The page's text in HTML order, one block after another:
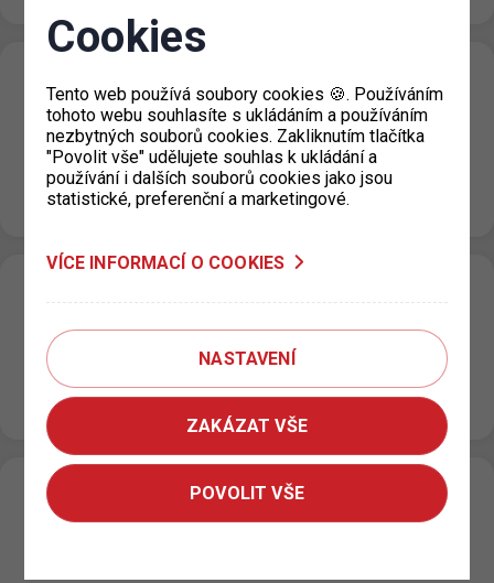
Dočasné uzavření výdejny Praha 3 - KC
Vozovna
21. 7. 2023
V termínu od 24. 7. – 6. 8. 2023 bude výdejna Městské
části Prahy 3 – KC Vozovna zcela uzavřena.…
Parkování na Hlavním nádraží
12. 7. 2023
Garáže – pro veřejnost jsou stále uzavřeny z důvodu
plánované komplexní rekonstrukce Terasa – v současné
době je určena jen pro dlouhodobé…
Dočasné uzavření výdejny parkovacích
oprávnění pro Prahu 9
Cookies
Tento web používá soubory cookies 🍪. Používáním
tohoto webu souhlasíte s ukládáním a používáním
nezbytných souborů cookies. Zakliknutím tlačítka
"Povolit vše" udělujete souhlas k ukládání a
používání i dalších souborů cookies jako jsou
statistické, preferenční a marketingové.
VÍCE INFORMACÍ O COOKIES
NASTAVENÍ
ZAKÁZAT VŠE
POVOLIT VŠE